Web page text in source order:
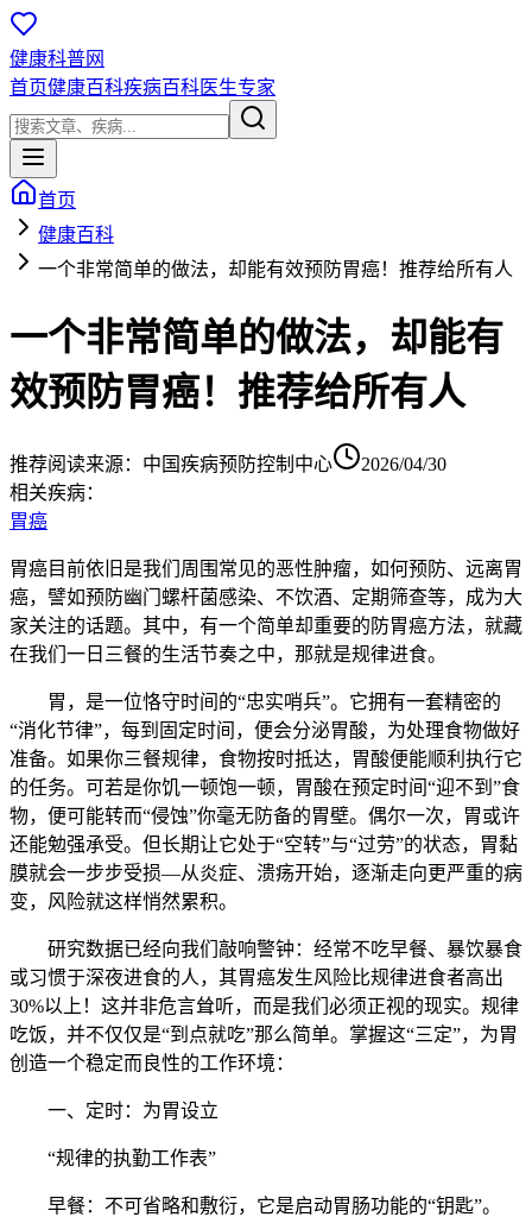
健康科普网
首页健康百科疾病百科医生专家
首页
健康百科
一个非常简单的做法，却能有效预防胃癌！推荐给所有人
一个非常简单的做法，却能有
效预防胃癌！推荐给所有人
推荐阅读来源： 中国疾病预防控制中心
2026/04/30
相关疾病：
胃癌
胃癌目前依旧是我们周围常见的恶性肿瘤，如何预防、远离胃
癌，譬如预防幽门螺杆菌感染、不饮酒、定期筛查等，成为大
家关注的话题。其中，有一个简单却重要的防胃癌方法，就藏
在我们一日三餐的生活节奏之中，那就是规律进食。
胃，是一位恪守时间的“忠实哨兵”。它拥有一套精密的
“消化节律”，每到固定时间，便会分泌胃酸，为处理食物做好
准备。如果你三餐规律，食物按时抵达，胃酸便能顺利执行它
的任务。可若是你饥一顿饱一顿，胃酸在预定时间“迎不到”食
物，便可能转而“侵蚀”你毫无防备的胃壁。偶尔一次，胃或许
还能勉强承受。但长期让它处于“空转”与“过劳”的状态，胃黏
膜就会一步步受损—从炎症、溃疡开始，逐渐走向更严重的病
变，风险就这样悄然累积。
研究数据已经向我们敲响警钟：经常不吃早餐、暴饮暴食
或习惯于深夜进食的人，其胃癌发生风险比规律进食者高出
30%以上！这并非危言耸听，而是我们必须正视的现实。规律
吃饭，并不仅仅是“到点就吃”那么简单。掌握这“三定”，为胃
创造一个稳定而良性的工作环境：
一、定时：为胃设立
“规律的执勤工作表”
早餐：不可省略和敷衍，它是启动胃肠功能的“钥匙”。